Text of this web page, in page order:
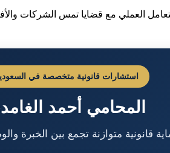
العملي مع قضايا تمس الشركات
استشارات قانونية متخصصة في
المحامي أحمد
قانونية متوازنة تجمع بين الخبرة